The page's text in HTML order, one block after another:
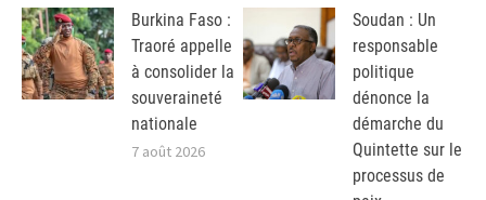
Burkina Faso :
Traoré appelle
à consolider la
souveraineté
nationale
7 août 2026
Soudan : Un
responsable
politique
dénonce la
démarche du
Quintette sur le
processus de